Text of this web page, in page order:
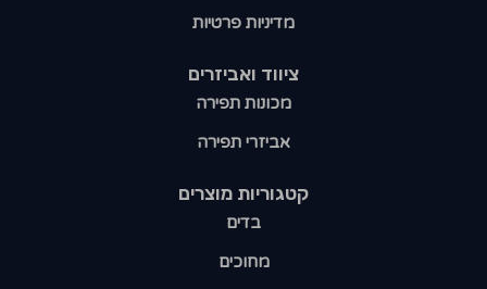
קטגוריות מוצרים​
בדים
מחוכים
ציווד ואביזרים
מכונות תפירה
אביזרי תפירה
מדיניות פרטיות